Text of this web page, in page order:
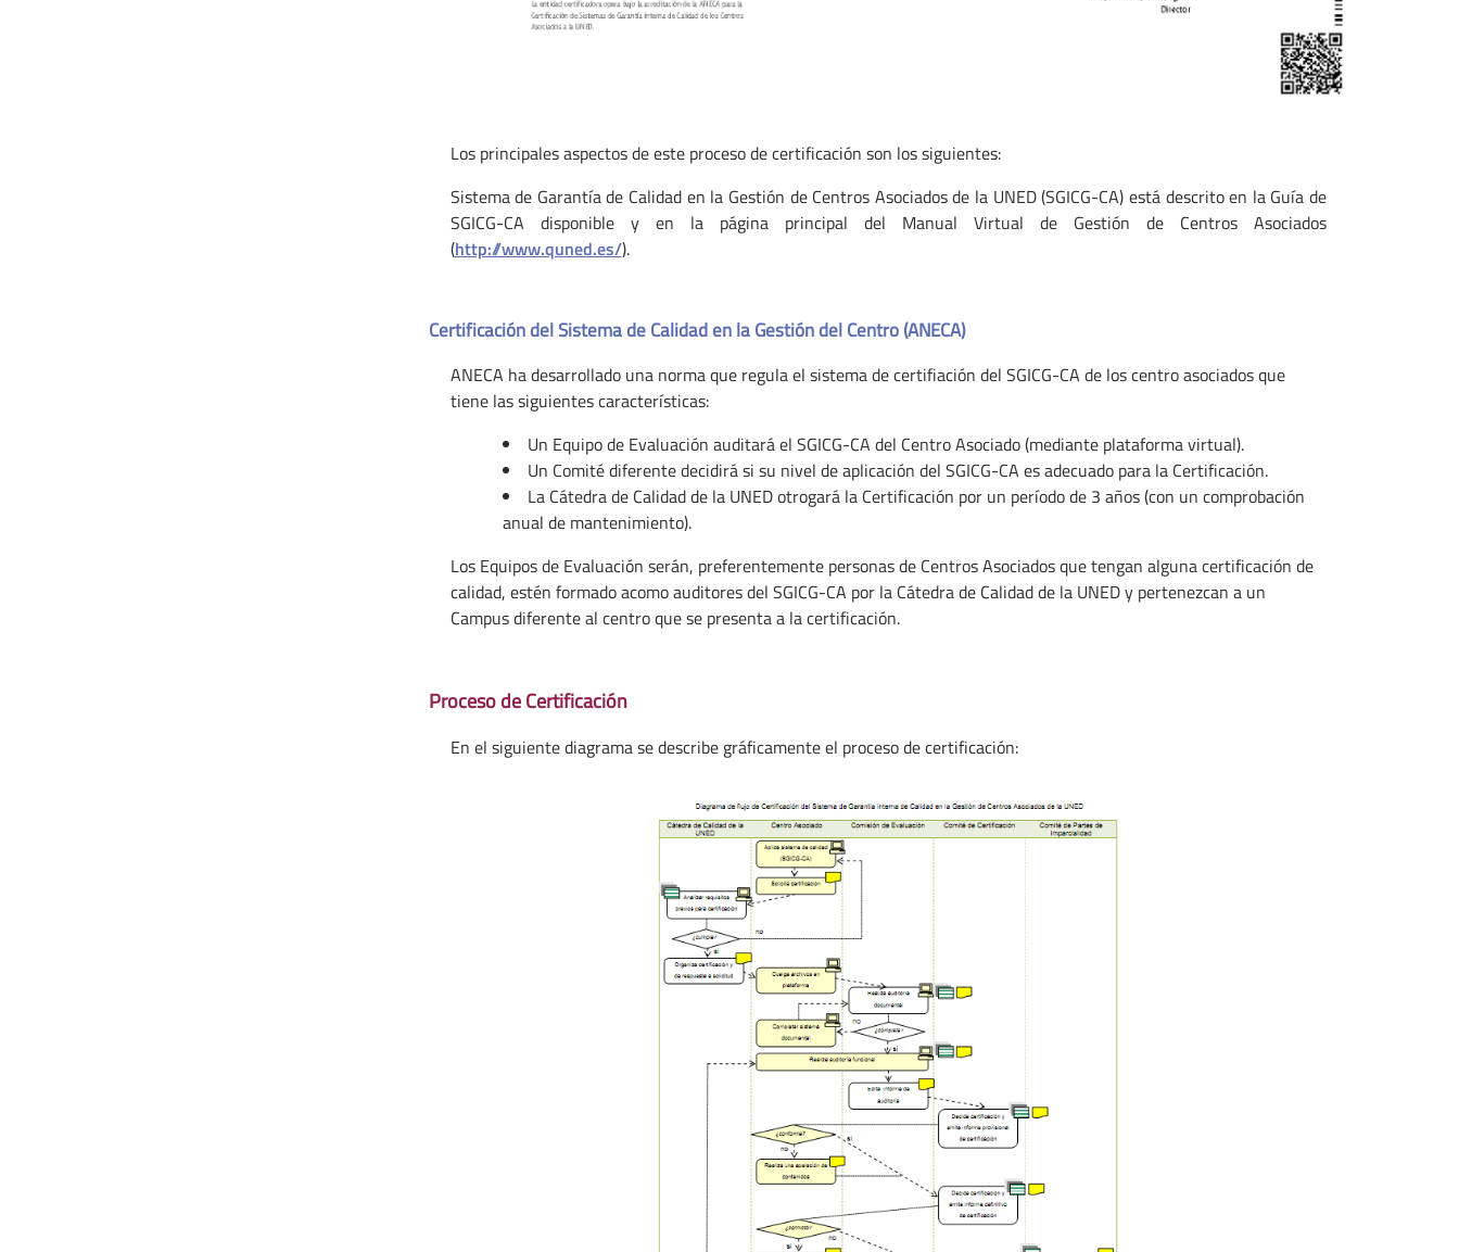
Los principales aspectos de este proceso de certificación son los siguientes:
Sistema de Garantía de Calidad en la Gestión de Centros Asociados de la UNED (SGICG-CA) está descrito en la Guía de
SGICG-CA disponible y en la página principal del Manual Virtual de Gestión de Centros Asociados
(http://www.quned.es/).
Certificación del Sistema de Calidad en la Gestión del Centro (ANECA)
ANECA ha desarrollado una norma que regula el sistema de certifiación del SGICG-CA de los centro asociados que
tiene las siguientes características:
Un Equipo de Evaluación auditará el SGICG-CA del Centro Asociado (mediante plataforma virtual).
Un Comité diferente decidirá si su nivel de aplicación del SGICG-CA es adecuado para la Certificación.
La Cátedra de Calidad de la UNED otrogará la Certificación por un período de 3 años (con un comprobación
anual de mantenimiento).
Los Equipos de Evaluación serán, preferentemente personas de Centros Asociados que tengan alguna certificación de
calidad, estén formado acomo auditores del SGICG-CA por la Cátedra de Calidad de la UNED y pertenezcan a un
Campus diferente al centro que se presenta a la certificación.
Proceso de Certificación
En el siguiente diagrama se describe gráficamente el proceso de certificación: